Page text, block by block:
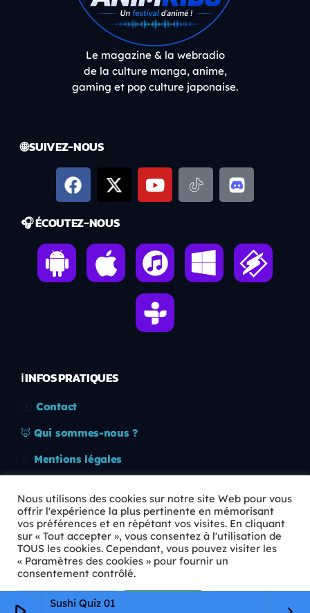
Sushi Quiz 01
Le magazine & la webradio
de la culture manga, anime,
gaming et pop culture japonaise.
🌐 SUIVEZ-NOUS
🎧 ÉCOUTEZ-NOUS
ℹ️ INFOS PRATIQUES
Contact
🦊 Qui sommes-nous ?
Mentions légales
🛡️ RGPD
Copyright © 2026 Animkids. Tous droits réservés.
Nous utilisons des cookies sur notre site Web pour vous
offrir l'expérience la plus pertinente en mémorisant
vos préférences et en répétant vos visites. En cliquant
sur « Tout accepter », vous consentez à l'utilisation de
TOUS les cookies. Cependant, vous pouvez visiter les
« Paramètres des cookies » pour fournir un
consentement contrôlé.
Paramètres Cookie